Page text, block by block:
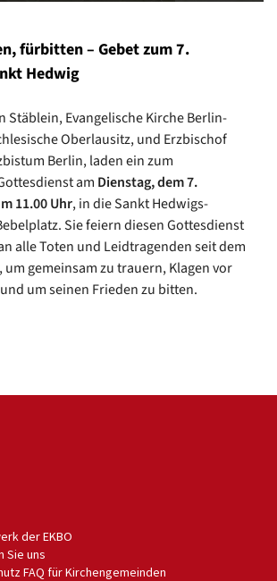
fürbitten – Gebet zum 7.
Hedwig
Stäblein, Evangelische Kirche Berlin-
Oberlausitz, und Erzbischof
Berlin, laden ein zum
am Dienstag, dem 7.
11.00 Uhr, in die Sankt Hedwigs-
Sie feiern diesen Gottesdienst
alle Toten und Leidtragenden seit dem
um gemeinsam zu trauern, Klagen vor
um seinen Frieden zu bitten.
der EKBO
Sie uns
FAQ für Kirchengemeinden